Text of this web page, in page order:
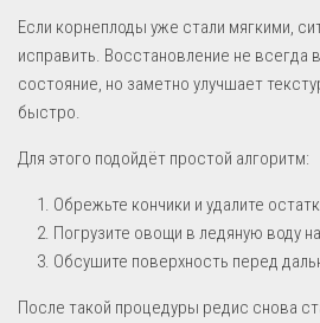
Если корнеплоды уже стали мягкими,
исправить. Восстановление не всегда
состояние, но заметно улучшает
быстро.
Для этого подойдёт простой алгоритм:
Обрежьте кончики и удалите
Погрузите овощи в ледяную воду
Обсушите поверхность перед
После такой процедуры редис снова